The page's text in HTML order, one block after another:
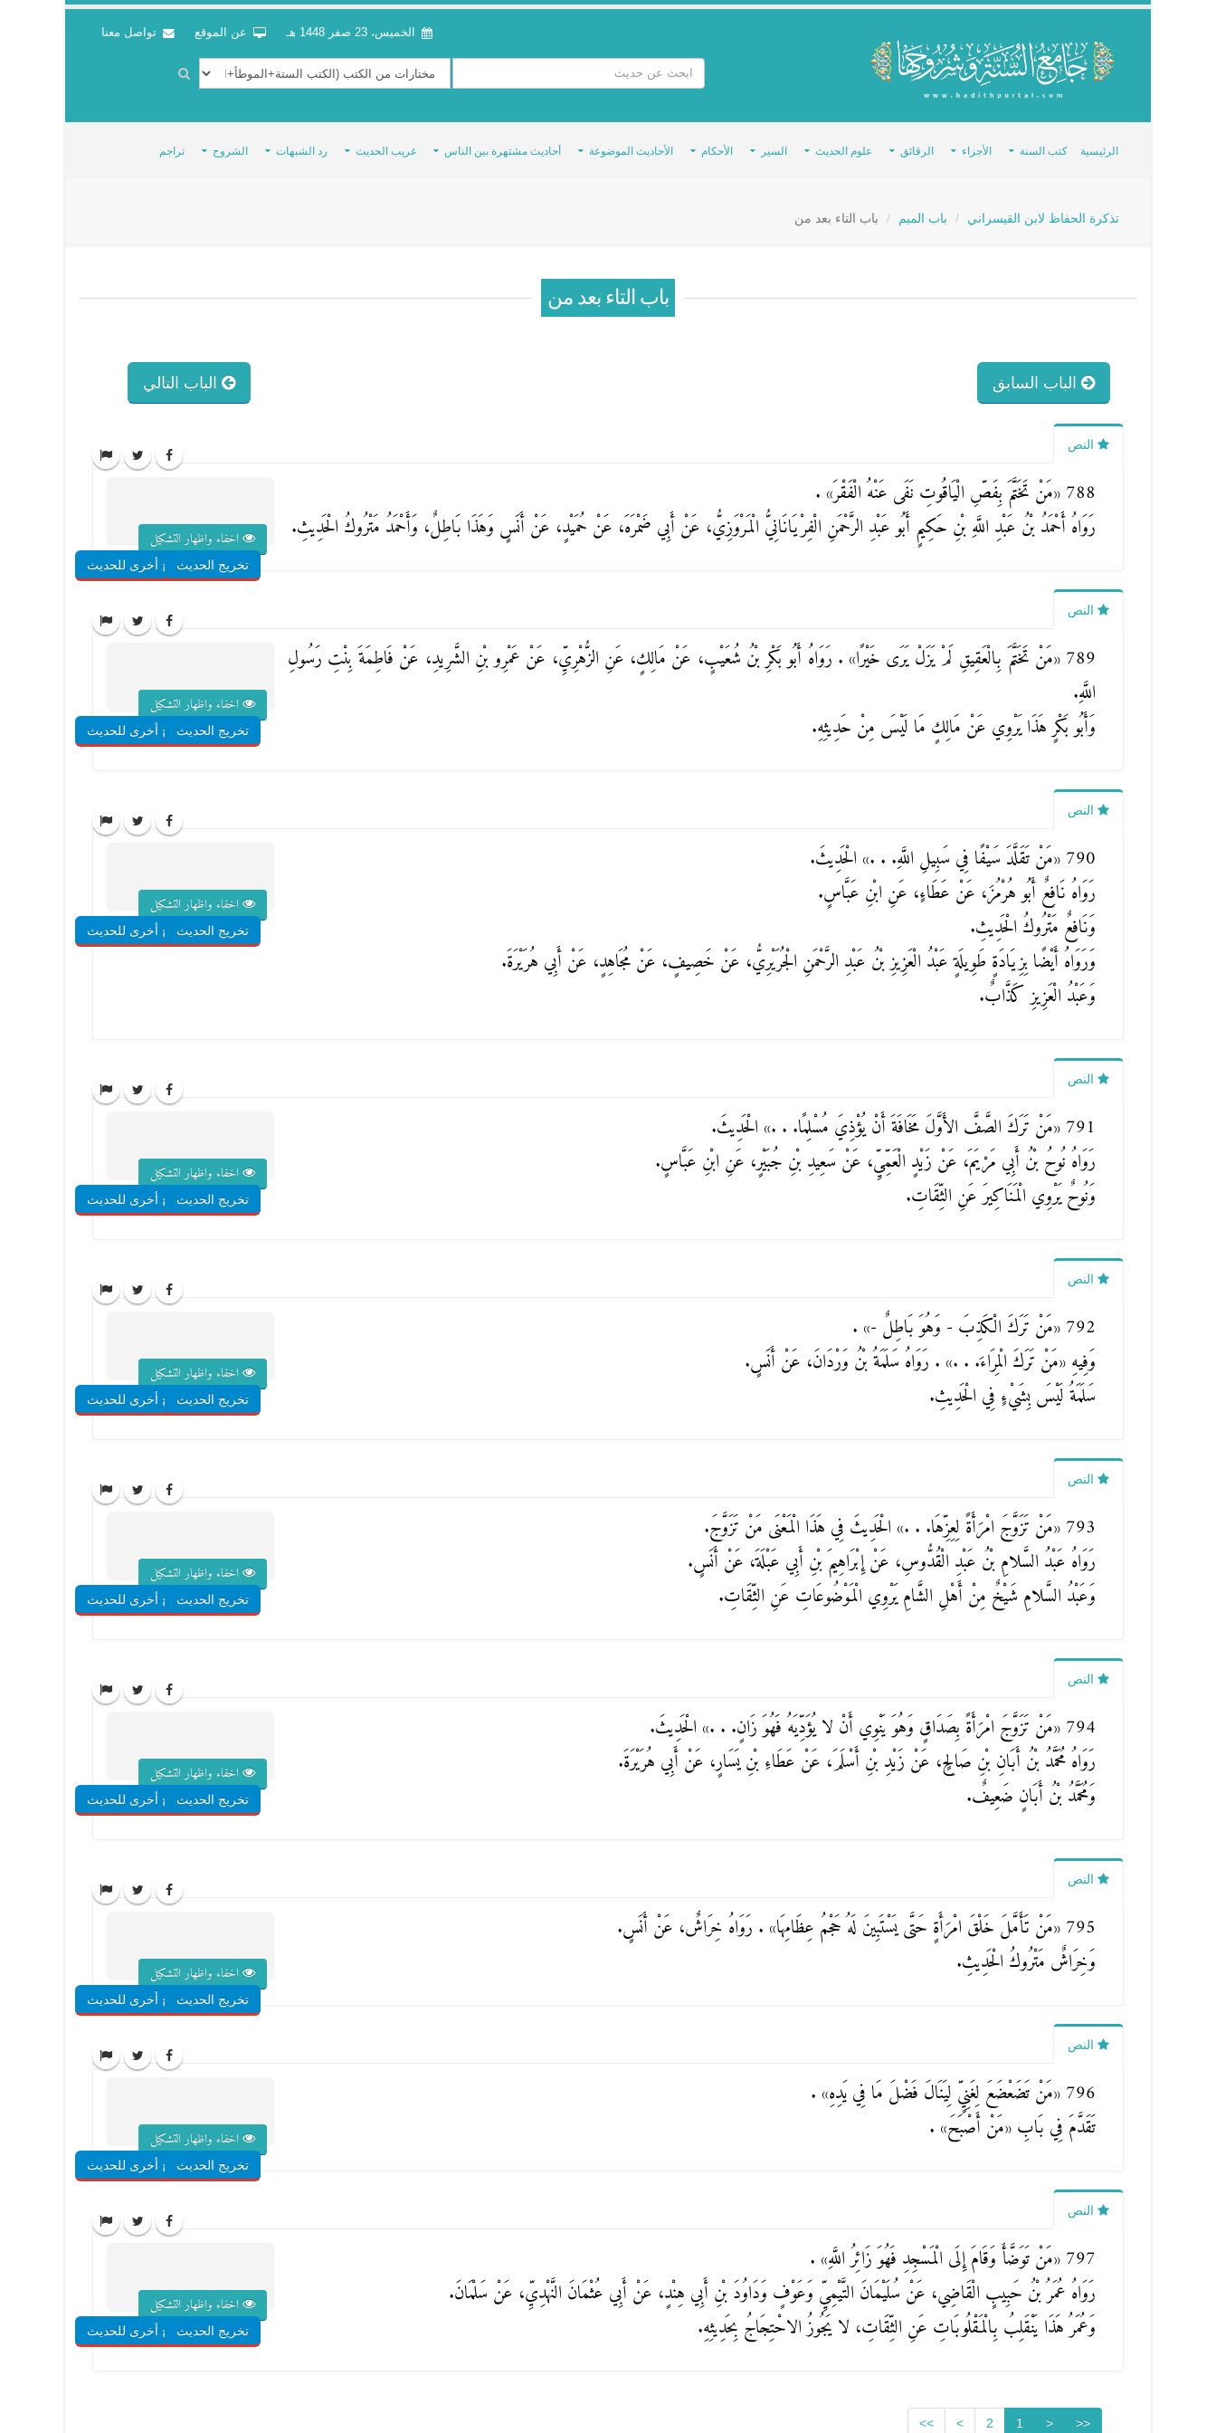
الخميس، 23 صفر 1448 هـ عن الموقع تواصل معنا
الرئيسية كتب السنة الأجزاء الرقائق علوم الحديث السير الأحكام الأحاديث الموضوعة أحاديث مشتهرة بين الناس غريب الحديث رد الشبهات الشروح تراجم
تذكرة الحفاظ لابن القيسراني باب الميم باب التاء بعد من
باب التاء بعد من
الباب السابق الباب التالي
النص
788 «مَنْ تَخَتَّمَ بِفَصِّ الْيَاقُوتِ نَفَى عَنْهُ الْفَقْرَ» .
رَوَاهُ أَحْمَدُ بْنُ عَبْدِ اللَّهِ بْنِ حَكِيمٍ أَبُو عَبْدِ الرَّحْمَنِ الْفِرْيَانَانِيُّ الْمَرْوَزِيُّ، عَنْ أَبِي ضَمْرَهَ، عَنْ حُمَيْدٍ، عَنْ أَنَسٍ وَهَذَا بَاطِلٌ، وَأَحْمَدُ مَتْرُوكُ الْحَدِيثِ.
اخفاء واظهار التشكيل
تخريج الحديثشروح أخرى للحديث
النص
789 «مَنْ تَخَتَّمَ بِالْعَقِيقِ لَمْ يَزَلْ يَرَى خَيْرًا» . رَوَاهُ أَبُو بَكْرِ بْنُ شُعَيْبٍ، عَنْ مَالِكٍ، عَنِ الزُّهْرِيِّ، عَنْ عَمْرِو بْنِ الشَّرِيدِ، عَنْ فَاطِمَةَ بِنْتِ رَسُولِ
اللَّهِ.
وَأَبُو بَكْرٍ هَذَا يَرْوِي عَنْ مَالِكٍ مَا لَيْسَ مِنْ حَدِيثِهِ.
اخفاء واظهار التشكيل
تخريج الحديثشروح أخرى للحديث
النص
790 «مَنْ تَقَلَّدَ سَيْفًا فِي سَبِيلِ اللَّهِ. . .» الْحَدِيثَ.
رَوَاهُ نَافِعٌ أَبُو هُرْمُزَ، عَنْ عَطَاءٍ، عَنِ ابْنِ عَبَّاسٍ.
وَنَافِعٌ مَتْرُوكُ الْحَدِيثِ.
وَرَوَاهُ أَيْضًا بِزِيَادَةٍ طَوِيلَةٍ عَبْدُ الْعَزِيزِ بْنُ عَبْدِ الرَّحْمَنِ الْجُرَيْرِيُّ، عَنْ خَصِيفٍ، عَنْ مُجَاهِدٍ، عَنْ أَبِي هُرَيْرَةَ.
وَعَبْدُ الْعَزِيزِ كَذَّابٌ.
اخفاء واظهار التشكيل
تخريج الحديثشروح أخرى للحديث
النص
791 «مَنْ تَرَكَ الصَّفَّ الأَوَّلَ مَخَافَةَ أَنْ يُؤْذِيَ مُسْلِمًا. . .» الْحَدِيثَ.
رَوَاهُ نُوحُ بْنُ أَبِي مَرْيَمَ، عَنْ زَيْدٍ الْعَمِّيِّ، عَنْ سَعِيدِ بْنِ جُبَيْرٍ، عَنِ ابْنِ عَبَّاسٍ.
وَنُوحٌ يَرْوِي الْمَنَاكِيرَ عَنِ الثِّقَاتِ.
اخفاء واظهار التشكيل
تخريج الحديثشروح أخرى للحديث
النص
792 «مَنْ تَرَكَ الْكَذِبَ - وَهُوَ بَاطِلٌ -» .
وَفِيهِ «مَنْ تَرَكَ الْمِرَاءَ. . .» . رَوَاهُ سَلَمَةُ بْنُ وَرْدَانَ، عَنْ أَنَسٍ.
سَلَمَةُ لَيْسَ بِشَيْءٍ فِي الْحَدِيثِ.
اخفاء واظهار التشكيل
تخريج الحديثشروح أخرى للحديث
النص
793 «مَنْ تَزَوَّجَ امْرَأَةً لِعِزِّهَا. . .» الْحَدِيثَ فِي هَذَا الْمَعْنَى مَنْ تَزَوَّجَ.
رَوَاهُ عَبْدُ السَّلامِ بْنُ عَبْدِ الْقُدُّوسِ، عَنْ إِبْرَاهِيمَ بْنِ أَبِي عَبْلَةَ، عَنْ أَنَسٍ.
وَعَبْدُ السَّلامِ شَيْخٌ مِنْ أَهْلِ الشَّامِ يَرْوِي الْمَوْضُوعَاتِ عَنِ الثِّقَاتِ.
اخفاء واظهار التشكيل
تخريج الحديثشروح أخرى للحديث
النص
794 «مَنْ تَزَوَّجَ امْرَأَةً بِصَدَاقٍ وَهُوَ يَنْوِي أَنْ لا يُؤَدِّيَهُ فَهُوَ زَانٍ. . .» الْحَدِيثَ.
رَوَاهُ مُحَمَّدُ بْنُ أَبَانِ بْنِ صَالِحٍ، عَنْ زَيْدِ بْنِ أَسْلَمَ، عَنْ عَطَاءِ بْنِ يَسَارٍ، عَنْ أَبِي هُرَيْرَةَ.
وَمُحَمَّدُ بْنُ أَبَانٍ ضَعِيفٌ.
اخفاء واظهار التشكيل
تخريج الحديثشروح أخرى للحديث
النص
795 «مَنْ تَأَمَّلَ خَلْقَ امْرَأَةٍ حَتَّى يَسْتَبِينَ لَهُ حَجْمُ عِظَامِهَا» . رَوَاهُ خِرَاشٌ، عَنْ أَنَسٍ.
وَخِرَاشٌ مَتْرُوكُ الْحَدِيثِ.
اخفاء واظهار التشكيل
تخريج الحديثشروح أخرى للحديث
النص
796 «مَنْ تَضَعْضَعَ لِغَنِيٍّ لِيَنَالَ فَضْلَ مَا فِي يَدِهِ» .
تَقَدَّمَ فِي بَابِ «مَنْ أَصْبَحَ» . اخفاء واظهار التشكيل
تخريج الحديثشروح أخرى للحديث
النص
797 «مَنْ تَوَضَّأَ وَقَامَ إِلَى الْمَسْجِدِ فَهُوَ زَائِرُ اللَّهِ» .
رَوَاهُ عُمَرُ بْنُ حَبِيبٍ الْقَاضِي، عَنْ سُلَيْمَانَ التَّيْمِيِّ وَعَوْفٍ وَدَاوُدَ بْنِ أَبِي هِنْدٍ، عَنْ أَبِي عُثْمَانَ النَّهْدِيِّ، عَنْ سَلْمَانَ.
وَعُمَرُ هَذَا يَنْقَلِبُ بِالْمَقْلُوبَاتِ عَنِ الثِّقَاتِ، لا يَجُوزُ الاحْتِجَاجُ بِحَدِيثِهِ.
اخفاء واظهار التشكيل
تخريج الحديثشروح أخرى للحديث
<<
<
1
2
>
>>